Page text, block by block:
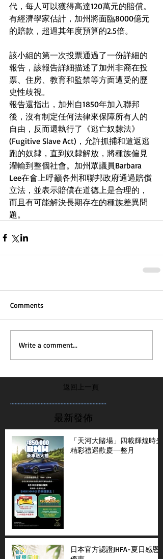
代，每人可以獲得高達120萬元的賠償。
有經濟學家估計，加州將面臨8000億元
的賠款，超過其年度預算的2.5倍。
該小組的第一次投票通過了一份詳細的
報告，該報告詳細描述了加州非裔在投
票、住房、教育和監禁等方面遭受的歷
史性歧視。
報告還指出，加州自1850年加入聯邦
後，沒有制定任何法律來保障所有人的
自由，反而還執行了《逃亡奴隸法》
(Fugitive Slave Act)，允許抓捕和遣返逃
跑的奴隸，直到奴隸解放，將種族偏見
灌輸到整個社會。加州眾議員Barbara
Lee在會上呼籲各州和聯邦政府通過賠償
立法，並表示賠償在道德上是合理的，
而且有可能解決長期存在的種族差異問
題。
Comments
Write a comment...
返回上一頁
...............................................................
最新發佈
「天河大賭場」四載輝煌時光
精彩禮遇歡慶一整月
日本官方認證JHFA-夏日感恩